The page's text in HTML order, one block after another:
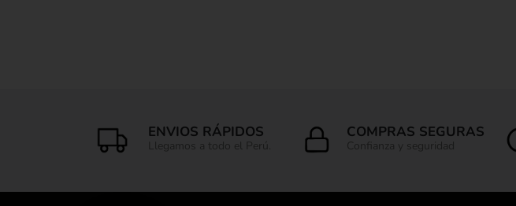
ENVIOS RÁPIDOS
Llegamos a todo el Perú.
COMPRAS SEGURAS
Confianza y seguridad